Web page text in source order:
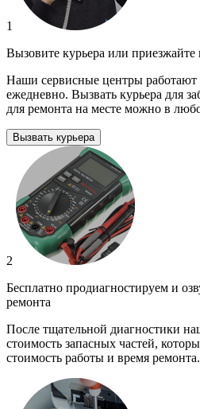
1
Вызовите курьера или
Наши сервисные центры работают
ежедневно. Вызвать курьера для
для ремонта на месте можно в
Вызвать курьера
2
Бесплатно продиагностируем и
ремонта
После тщательной диагностики
стоимость запасных частей,
стоимость работы и время ремонта.